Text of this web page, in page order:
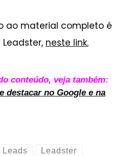
ao material completo é
neste link.
conteúdo, veja também:
destacar no Google e na
Leads Leadster